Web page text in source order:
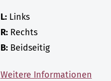
L:Links
R:Rechts
B:Beidseitig
Weitere Informationen